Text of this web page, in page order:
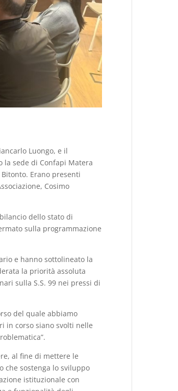
Luongo, e il
la sede di Confapi Matera
Erano presenti
Cosimo
dello stato di
sulla programmazione
e hanno sottolineato la
la priorità assoluta
sulla S.S. 99 nei pressi di
del quale abbiamo
in corso siano svolti nelle
al fine di mettere le
che sostenga lo sviluppo
istituzionale con